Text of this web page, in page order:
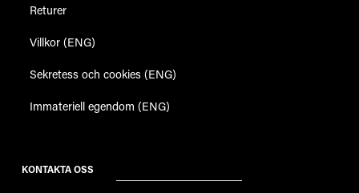
Returer
Villkor (ENG)
Sekretess och cookies (ENG)
Immateriell egendom (ENG)
KONTAKTA OSS